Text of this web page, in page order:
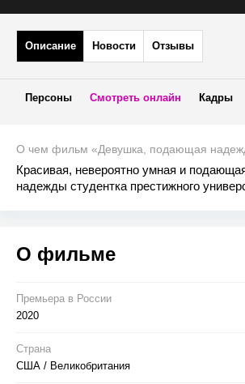
Описание Новости Отзывы
Персоны Смотреть онлайн Кадры
О чем фильм «Девушка, подающая
Красивая, невероятно умная и
надежды студентка престижного
О фильме
Премьера в Росcии
2020
Страна
США / Великобритания